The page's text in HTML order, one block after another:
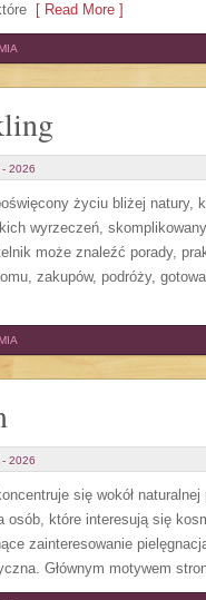
[ Read More ]
- 2026
życiu bliżej natury,
wyrzeczeń,
może znaleźć porady,
zakupów, podróży,
- 2026
się wokół
osób, które interesują się
zainteresowanie
Głównym motywem